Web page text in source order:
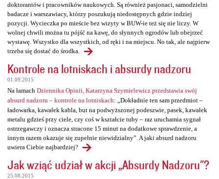
doktorantów i pracowników naukowych. Są również pasjonaci, samodzielni
badacze i warszawiacy, którzy poszukują niedostępnych gdzie indziej
pozycji. Wycieczka po mieście bez wizyty w BUW-ie też się nie liczy. W
wolnej chwili można tu pójść na kawę, do słynnych ogrodów lub obejrzeć
wystawę. Wszystko dla wszystkich, od ręki i na miejscu. No tak, ale najpierw
trzeba się dostać do środka.
Kontrole na lotniskach i absurdy nadzoru
01.09.2015
Na łamach Dziennika Opinii, Katarzyna Szymielewicz przedstawia swój
absurd nadzoru – kontrole na lotniskach: „Dokładnie ten sam przedmiot –
ładowarka, kawałek kabla, but na podwyższonej podeszwie, pasek, kawałek
metalu gdzieś przy ciele, czy coś w kształcie tuby – raz uruchamia sygnał
ostrzegawczy i oznacza stracone 15 minut na dodatkowe sprawdzenie, a
innym razem okazuje się zupełnie niewidzialny”. A jaki absurd nadzoru
uwiera Ciebie najbardziej?
Jak wziąć udział w akcji „Absurdy Nadzoru"?
25.08.2015